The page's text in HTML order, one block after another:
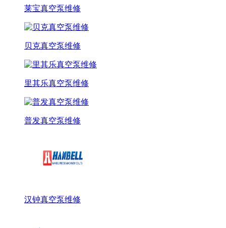
莱宝真空泵维修
贝克真空泵维修
里其乐真空泵维修
普发真空泵维修
汉钟真空泵维修